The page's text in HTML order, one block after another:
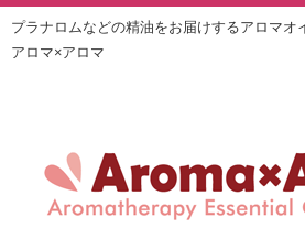
プラナロムなどの精油をお届けするアロマオ
アロマ×アロマ